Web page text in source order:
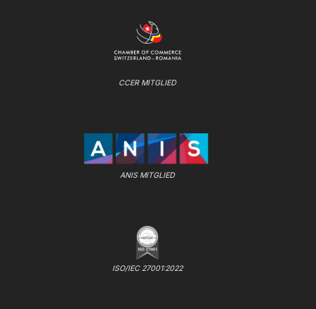
CCER MITGLIED
ANIS MITGLIED
ISO/IEC 27001:2022